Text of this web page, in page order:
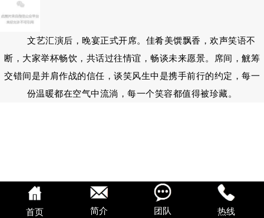
文艺汇演后，晚宴正式开席。佳肴美馔飘香，欢声笑语不
断，大家举杯畅饮，共话过往情谊，畅谈未来愿景。席间，觥筹
交错间是并肩作战的信任，谈笑风生中是携手前行的约定，每一
份温暖都在空气中流淌，每一个笑容都值得被珍藏。
首页 简介 团队 热线